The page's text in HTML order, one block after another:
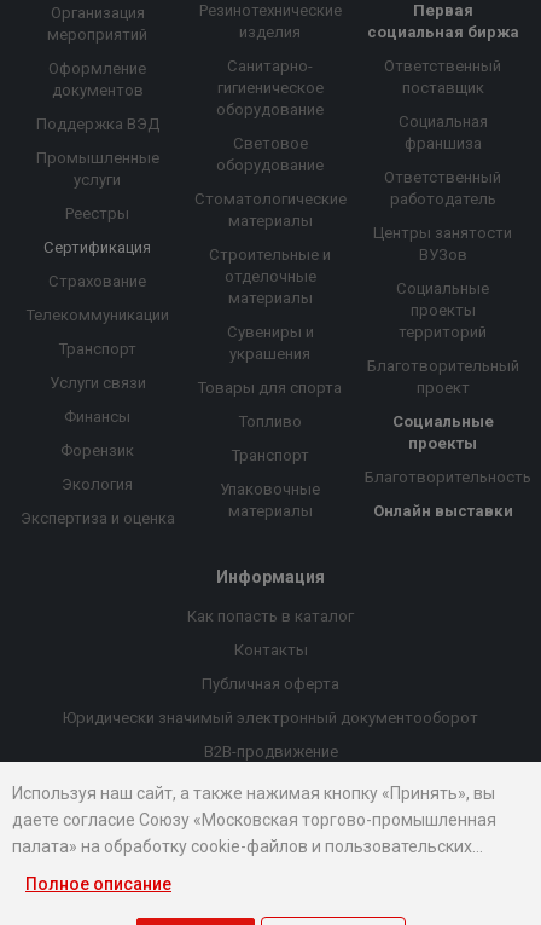
Организация
мероприятий
Оформление
документов
Поддержка ВЭД
Промышленные
услуги
Реестры
Сертификация
Страхование
Телекоммуникации
Транспорт
Услуги связи
Финансы
Форензик
Экология
Экспертиза и оценка
Резинотехнические
изделия
Санитарно-
гигиеническое
оборудование
Световое
оборудование
Стоматологические
материалы
Строительные и
отделочные
материалы
Сувениры и
украшения
Товары для спорта
Топливо
Транспорт
Упаковочные
материалы
Первая
социальная биржа
Ответственный
поставщик
Социальная
франшиза
Ответственный
работодатель
Центры занятости
ВУЗов
Социальные
проекты
территорий
Благотворительный
проект
Социальные
проекты
Благотворительность
Онлайн выставки
Информация
Как попасть в каталог
Контакты
Публичная оферта
Юридически значимый электронный документооборот
B2B-продвижение
Порекомендовать компанию
Онлайн выставки
Рейтинг компаний
Используя наш сайт, а также нажимая кнопку «Принять», вы
даете согласие Союзу «Московская торгово-промышленная
палата» на обработку cookie-файлов и пользовательских
данных...
Полное описание